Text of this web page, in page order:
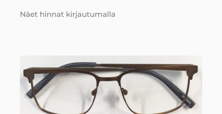
Näet hinnat kirjautumalla